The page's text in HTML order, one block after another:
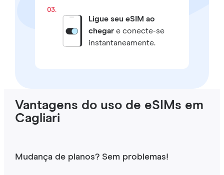
03.
Ligue seu eSIM ao
chegare conecte-se
instantaneamente.
Vantagens do uso de eSIMs em
Cagliari
Mudança de planos? Sem problemas!